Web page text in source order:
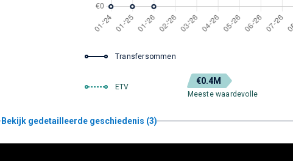
Transfersommen
ETV
€0.4M
Meeste waardevolle
Bekijk gedetailleerde geschiedenis (3)